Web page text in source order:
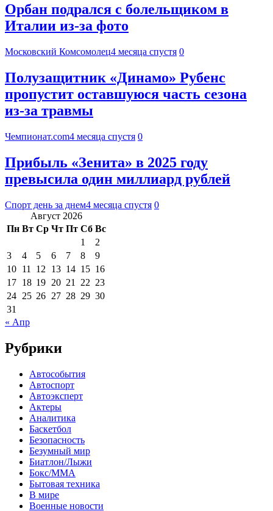
Орбан подрался с болельщиком в
Италии из-за фото
Московский Комсомолец4 месяца спустя 0
Полузащитник «Динамо» Рубенс
пропустит оставшуюся часть сезона
из-за травмы
Чемпионат.com4 месяца спустя 0
Прибыль «Зенита» в 2025 году
превысила один миллиард рублей
Спорт день за днем4 месяца спустя 0
Август 2026
Пн Вт Ср Чт Пт Сб Вс
1
2
3
4 5 6 7 8
9
10 11 12 13 14 15 16
17 18 19 20 21 22 23
24 25 26 27 28 29 30
31
« Апр
Рубрики
Автособытия
Автоспорт
Автоэксперт
Актеры
Аналитика
Баскетбол
Безопасность
Безумный мир
Биатлон/Лыжи
Бокс/MMA
Бытовая техника
В мире
Военные новости